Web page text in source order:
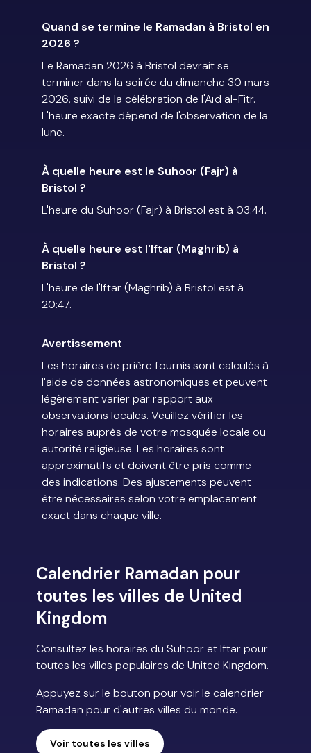
Quand se termine le Ramadan à Bristol en
2026 ?
Le Ramadan 2026 à Bristol devrait se
terminer dans la soirée du dimanche 30 mars
2026, suivi de la célébration de l'Aïd al-Fitr.
L'heure exacte dépend de l'observation de la
lune.
À quelle heure est le Suhoor (Fajr) à
Bristol ?
L'heure du Suhoor (Fajr) à Bristol est à 03:44.
À quelle heure est l'Iftar (Maghrib) à
Bristol ?
L'heure de l'Iftar (Maghrib) à Bristol est à
20:47.
Avertissement
Les horaires de prière fournis sont calculés à
l'aide de données astronomiques et peuvent
légèrement varier par rapport aux
observations locales. Veuillez vérifier les
horaires auprès de votre mosquée locale ou
autorité religieuse. Les horaires sont
approximatifs et doivent être pris comme
des indications. Des ajustements peuvent
être nécessaires selon votre emplacement
exact dans chaque ville.
Calendrier Ramadan pour
toutes les villes de United
Kingdom
Consultez les horaires du Suhoor et Iftar pour
toutes les villes populaires de United Kingdom.
Appuyez sur le bouton pour voir le calendrier
Ramadan pour d'autres villes du monde.
Voir toutes les villes